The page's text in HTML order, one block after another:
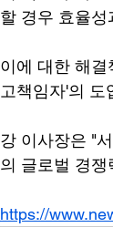
할 경우 효율
이에 대한 해
고책임자'의 도
강 이사장은 "
의 글로벌 경
https://